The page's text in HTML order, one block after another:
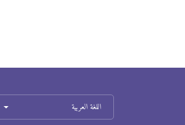
اللغة العربية